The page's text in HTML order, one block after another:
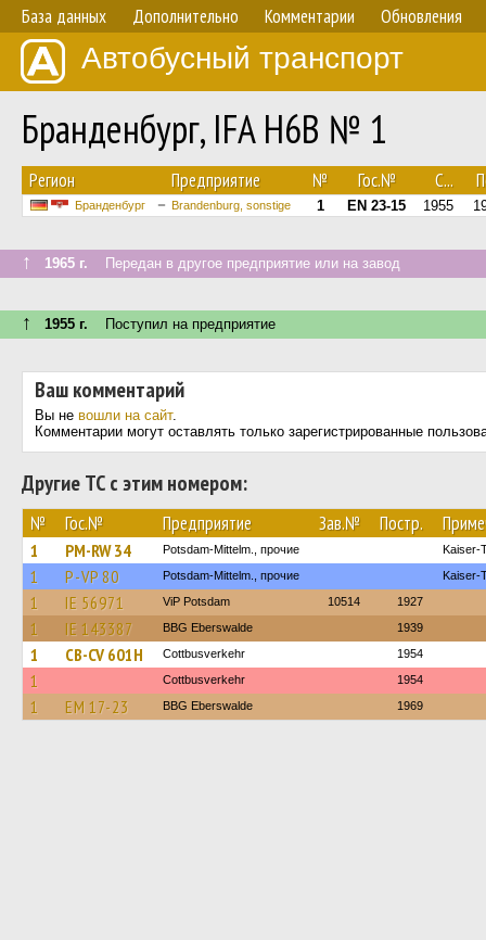
База данных Дополнительно Комментарии Обновления
Автобусный транспорт
Бранденбург, IFA H6B № 1
Регион Предприятие № Гос.№ С...
Бранденбург Brandenburg, sonstige 1 EN 23-15 1955
↑ 1965 г. Передан в другое предприятие или на завод
↑ 1955 г. Поступил на предприятие
Ваш комментарий
Вы не вошли на сайт.
Комментарии могут оставлять только зарегистрированные
Другие ТС с этим номером:
№ Гос.№ Предприятие Зав.№ Постр.
1 PM-RW 34 Potsdam-Mittelm., прочие Kaiser-
1 P-VP 80 Potsdam-Mittelm., прочие Kaiser-
1 IE 56971 ViP Potsdam 10514 1927
1 IE 143387 BBG Eberswalde 1939
1 CB-CV 601H Cottbusverkehr 1954
1 Cottbusverkehr 1954
1 EM 17-23 BBG Eberswalde 1969